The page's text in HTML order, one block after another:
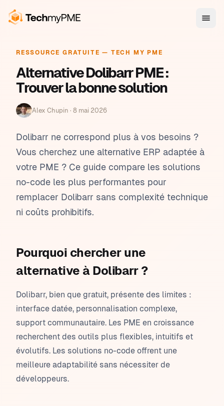
RESSOURCE GRATUITE — TECH MY PME
Alternative Dolibarr PME :
Trouver la bonne solution
Alex Chupin · 8 mai 2026
Dolibarr ne correspond plus à vos besoins ?
Vous cherchez une alternative ERP adaptée à
votre PME ? Ce guide compare les solutions
no-code les plus performantes pour
remplacer Dolibarr sans complexité technique
ni coûts prohibitifs.
Pourquoi chercher une
alternative à Dolibarr ?
Dolibarr, bien que gratuit, présente des limites :
interface datée, personnalisation complexe,
support communautaire. Les PME en croissance
recherchent des outils plus flexibles, intuitifs et
évolutifs. Les solutions no-code offrent une
meilleure adaptabilité sans nécessiter de
développeurs.